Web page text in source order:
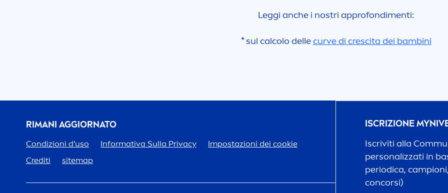
Leggi anche i nostri approfondimenti:
* sul calcolo dellecurve di crescita dei bambini
RIMANI AGGIORNATO
Condizioni d'uso Informativa Sulla Privacy
Impostazioni dei cookie
Crediti
sitemap
ISCRIZIONE MY
Iscriviti alla
personalizzati in
periodica,
concorsi)